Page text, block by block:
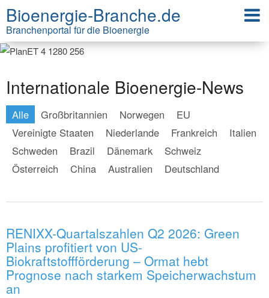
Bioenergie-Branche.de
Branchenportal für die Bioenergie
Internationale Bioenergie-News
Alle Großbritannien Norwegen
EU
Vereinigte Staaten
Niederlande Frankreich
Italien
Schweden
Brazil Dänemark
Schweiz
Österreich
China Australien Deutschland
RENIXX-Quartalszahlen Q2 2026: Green
Plains profitiert von US-
Biokraftstoffförderung – Ormat hebt
Prognose nach starkem Speicherwachstum
an